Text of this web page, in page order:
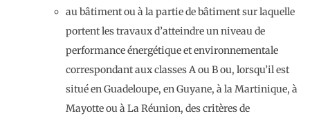
au bâtiment ou à la partie de bâtiment sur laquelle
portent les travaux d’atteindre un niveau de
performance énergétique et environnementale
correspondant aux classes A ou B ou, lorsqu’il est
situé en Guadeloupe, en Guyane, à la Martinique, à
Mayotte ou à La Réunion, des critères de